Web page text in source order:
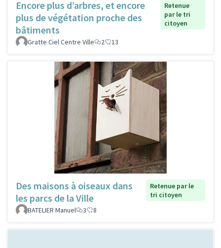
Encore plus d’arbres, et encore
plus de végétation proche des
bâtiments
Retenue
par le tri
citoyen
Gratte Ciel Centre Ville 2 13
Des maisons à oiseaux dans
les parcs de la Ville
Retenue par le
tri citoyen
BATELIER Manuel
3 8